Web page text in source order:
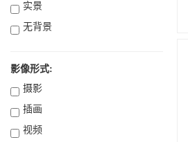
实景
无背景
影像形式:
摄影
插画
视频